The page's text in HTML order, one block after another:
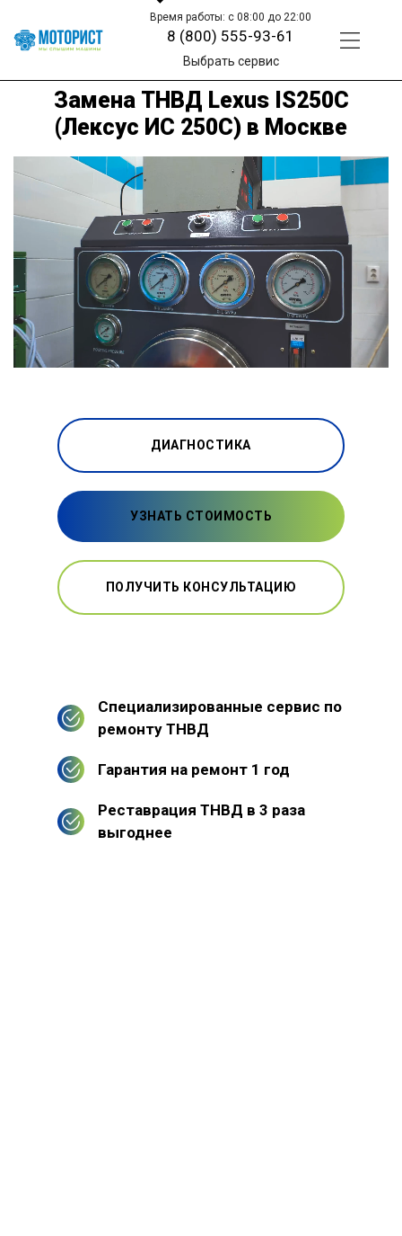
Время работы: с 08:00 до 22:00
8 (800) 555-93-61
Выбрать сервис
Замена ТНВД Lexus IS250C
(Лексус ИС 250С) в Москве
ДИАГНОСТИКА
УЗНАТЬ СТОИМОСТЬ
ПОЛУЧИТЬ КОНСУЛЬТАЦИЮ
Специализированные сервис по
ремонту ТНВД
Гарантия на ремонт 1 год
Реставрация ТНВД в 3 раза
выгоднее